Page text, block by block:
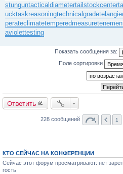
stunguntacticaldiametertailstockcenter
ucktaskreasoningtechnicalgrade
perateclimatetemperedmeasure
aviolettesting
Показать сообщения за:
Поле сортировки
Ответить
228 сообщений 1
КТО СЕЙЧАС НА КОНФЕРЕНЦИИ
Сейчас этот форум просматривают: нет
гость